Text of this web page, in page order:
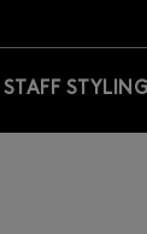
際は会員登録を！
際は会員登録を！
STAFF STYLING